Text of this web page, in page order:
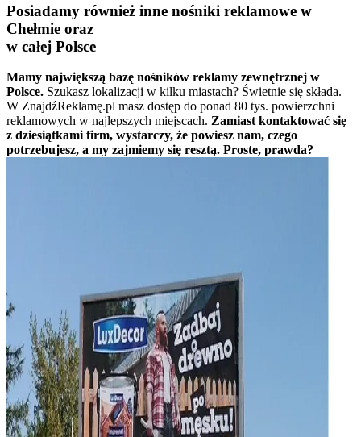
Posiadamy również inne nośniki reklamowe w
Chełmie oraz
w całej Polsce
Mamy największą bazę nośników reklamy zewnętrznej w
Polsce. Szukasz lokalizacji w kilku miastach? Świetnie się składa.
W ZnajdźReklamę.pl masz dostęp do ponad 80 tys. powierzchni
reklamowych w najlepszych miejscach. Zamiast kontaktować się
z dziesiątkami firm, wystarczy, że powiesz nam, czego
potrzebujesz, a my zajmiemy się resztą. Proste, prawda?